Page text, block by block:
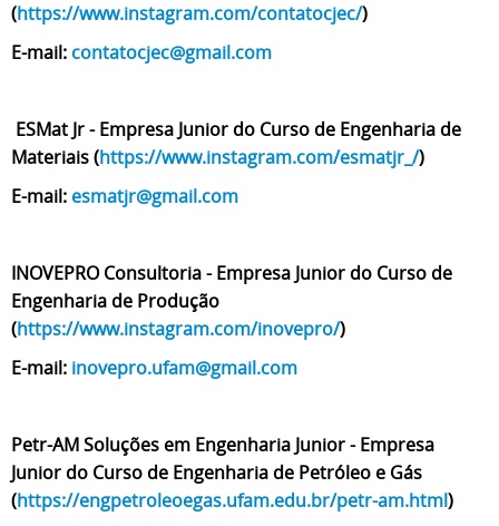
(https://www.instagram.com/contatocjec/)
E-mail: contatocjec@gmail.com
ESMat Jr - Empresa Junior do Curso de Engenharia de
Materiais (https://www.instagram.com/esmatjr_/)
E-mail: esmatjr@gmail.com
INOVEPRO Consultoria - Empresa Junior do Curso de
Engenharia de Produção
(https://www.instagram.com/inovepro/)
E-mail: inovepro.ufam@gmail.com
Petr-AM Soluções em Engenharia Junior - Empresa
Junior do Curso de Engenharia de Petróleo e Gás
(https://engpetroleoegas.ufam.edu.br/petr-am.html)